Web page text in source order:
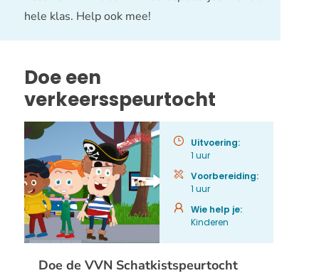
hele klas. Help ook mee!
Doe een
verkeersspeurtocht
Doe de VVN Schatkistspeurtocht
Uitvoering:
1 uur
Voorbereiding:
1 uur
Wie help je:
Kinderen